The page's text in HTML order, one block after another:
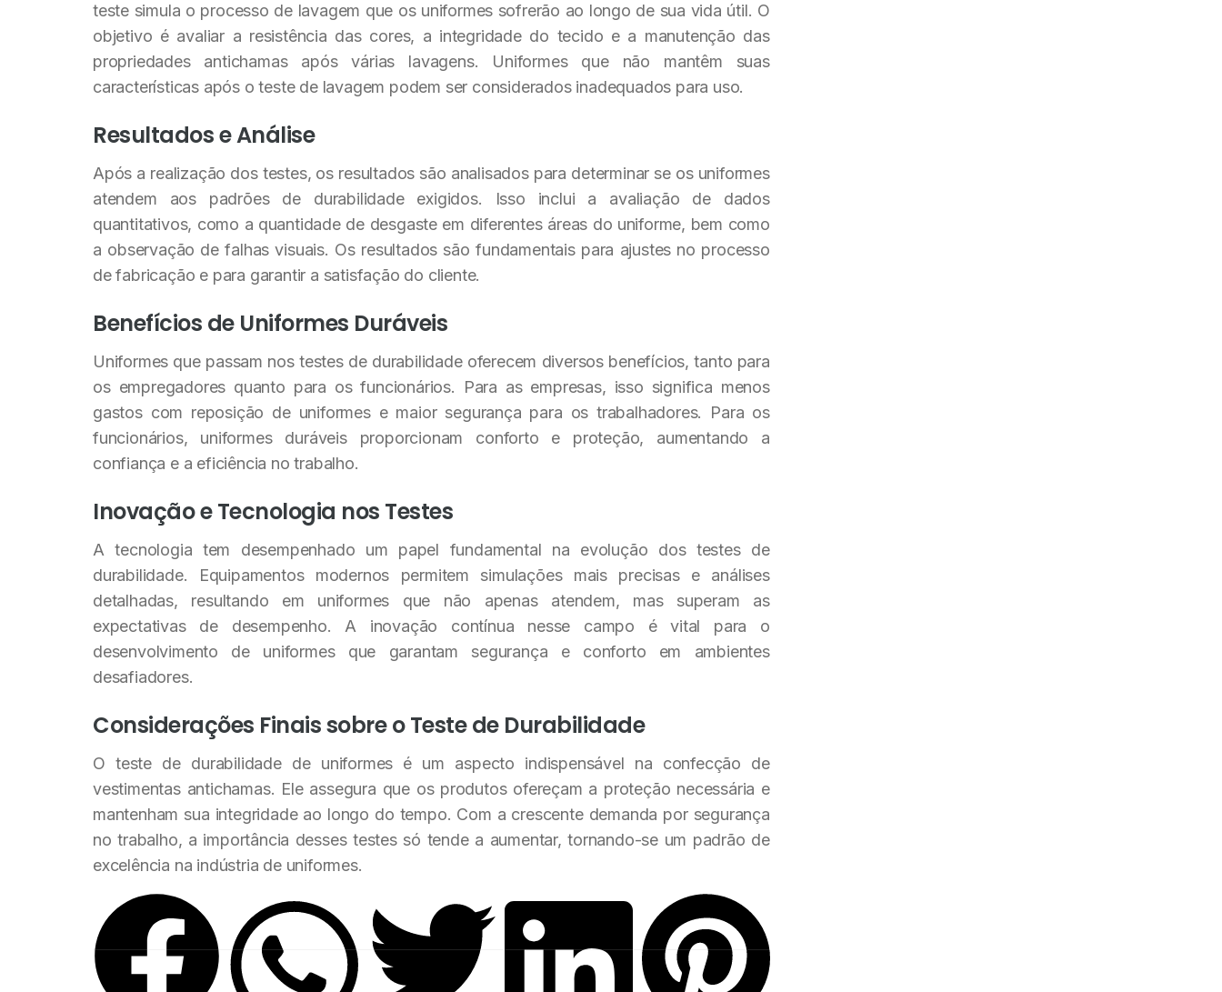
teste simula o processo de lavagem que os uniformes sofrerão ao longo de sua vida útil. O
objetivo é avaliar a resistência das cores, a integridade do tecido e a manutenção das
propriedades antichamas após várias lavagens. Uniformes que não mantêm suas
características após o teste de lavagem podem ser considerados inadequados para uso.
Resultados e Análise
Após a realização dos testes, os resultados são analisados para determinar se os uniformes
atendem aos padrões de durabilidade exigidos. Isso inclui a avaliação de dados
quantitativos, como a quantidade de desgaste em diferentes áreas do uniforme, bem como
a observação de falhas visuais. Os resultados são fundamentais para ajustes no processo
de fabricação e para garantir a satisfação do cliente.
Benefícios de Uniformes Duráveis
Uniformes que passam nos testes de durabilidade oferecem diversos benefícios, tanto para
os empregadores quanto para os funcionários. Para as empresas, isso significa menos
gastos com reposição de uniformes e maior segurança para os trabalhadores. Para os
funcionários, uniformes duráveis proporcionam conforto e proteção, aumentando a
confiança e a eficiência no trabalho.
Inovação e Tecnologia nos Testes
A tecnologia tem desempenhado um papel fundamental na evolução dos testes de
durabilidade. Equipamentos modernos permitem simulações mais precisas e análises
detalhadas, resultando em uniformes que não apenas atendem, mas superam as
expectativas de desempenho. A inovação contínua nesse campo é vital para o
desenvolvimento de uniformes que garantam segurança e conforto em ambientes
desafiadores.
Considerações Finais sobre o Teste de Durabilidade
O teste de durabilidade de uniformes é um aspecto indispensável na confecção de
vestimentas antichamas. Ele assegura que os produtos ofereçam a proteção necessária e
mantenham sua integridade ao longo do tempo. Com a crescente demanda por segurança
no trabalho, a importância desses testes só tende a aumentar, tornando-se um padrão de
excelência na indústria de uniformes.